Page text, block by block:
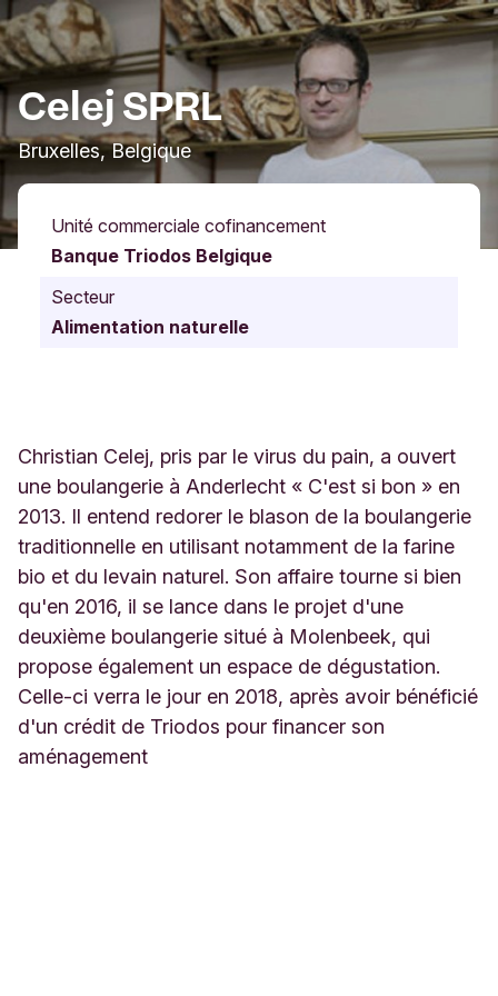
Celej SPRL
Bruxelles, Belgique
Unité commerciale cofinancement
Banque Triodos Belgique
Secteur
Alimentation naturelle
Christian Celej, pris par le virus du pain, a ouvert
une boulangerie à Anderlecht « C'est si bon » en
2013. Il entend redorer le blason de la boulangerie
traditionnelle en utilisant notamment de la farine
bio et du levain naturel. Son affaire tourne si bien
qu'en 2016, il se lance dans le projet d'une
deuxième boulangerie situé à Molenbeek, qui
propose également un espace de dégustation.
Celle-ci verra le jour en 2018, après avoir bénéficié
d'un crédit de Triodos pour financer son
aménagement